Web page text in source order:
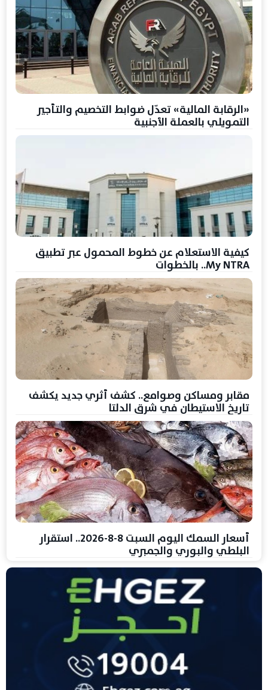
«الرقابة المالية» تعدّل ضوابط التخصيم والتأجير
التمويلي بالعملة الأجنبية
كيفية الاستعلام عن خطوط المحمول عبر تطبيق
My NTRA.. بالخطوات
مقابر ومساكن وصوامع.. كشف أثري جديد يكشف
تاريخ الاستيطان في شرق الدلتا
أسعار السمك اليوم السبت 8-8-2026.. استقرار
البلطي والبوري والجمبري